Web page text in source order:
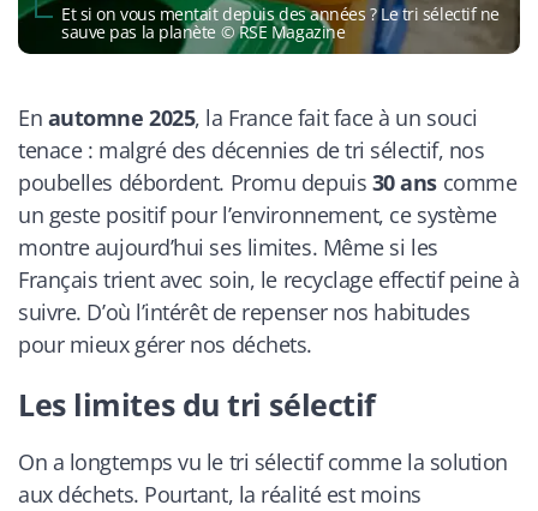
Et si on vous mentait depuis des années ? Le tri sélectif ne
sauve pas la planète © RSE Magazine
En automne 2025, la France fait face à un souci
tenace : malgré des décennies de tri sélectif, nos
poubelles débordent. Promu depuis 30 ans comme
un geste positif pour l’environnement, ce système
montre aujourd’hui ses limites. Même si les
Français trient avec soin, le recyclage effectif peine à
suivre. D’où l’intérêt de repenser nos habitudes
pour mieux gérer nos déchets.
Les limites du tri sélectif
On a longtemps vu le tri sélectif comme la solution
aux déchets. Pourtant, la réalité est moins